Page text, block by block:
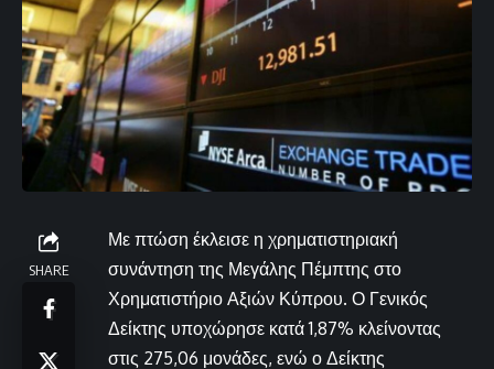
SHARE
Με πτώση έκλεισε η χρηματιστηριακή
συνάντηση της Μεγάλης Πέμπτης στο
Χρηματιστήριο Αξιών Κύπρου. Ο Γενικός
Δείκτης υποχώρησε κατά 1,87% κλείνοντας
στις 275,06 μονάδες, ενώ ο Δείκτης